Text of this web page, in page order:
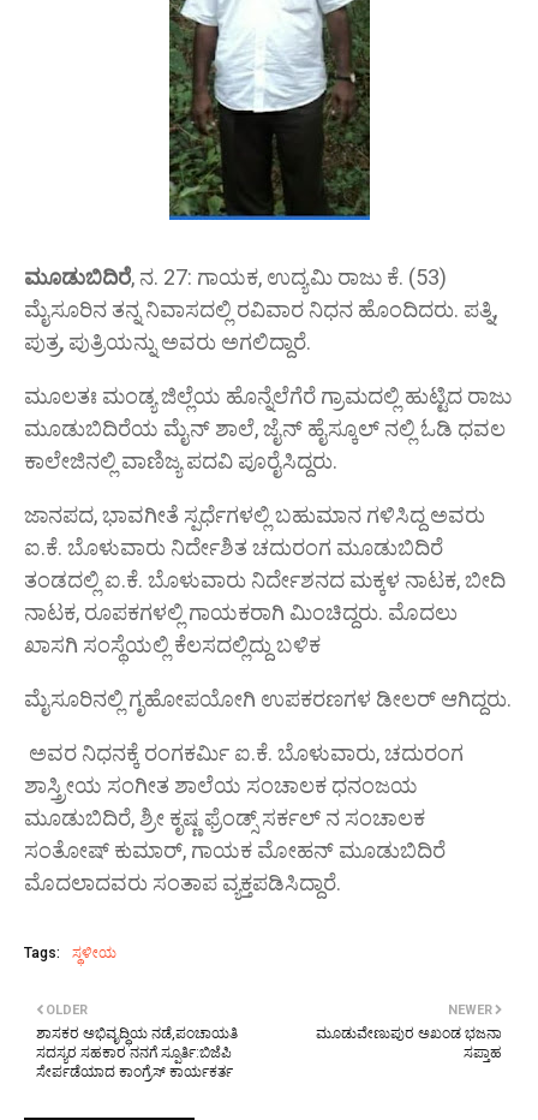
ಮೂಡುಬಿದಿರೆ, ನ. 27: ಗಾಯಕ, ಉದ್ಯಮಿ ರಾಜು ಕೆ. (53)
ಮೈಸೂರಿನ ತನ್ನ ನಿವಾಸದಲ್ಲಿ ರವಿವಾರ ನಿಧನ ಹೊಂದಿದರು. ಪತ್ನಿ,
ಪುತ್ರ, ಪುತ್ರಿಯನ್ನು ಅವರು ಅಗಲಿದ್ದಾರೆ.
ಮೂಲತಃ ಮಂಡ್ಯ ಜಿಲ್ಲೆಯ ಹೊನ್ನೆಲೆಗೆರೆ ಗ್ರಾಮದಲ್ಲಿ ಹುಟ್ಟಿದ ರಾಜು
ಮೂಡುಬಿದಿರೆಯ ಮೈನ್ ಶಾಲೆ, ಜೈನ್ ಹೈಸ್ಕೂಲ್ ನಲ್ಲಿ ಓಡಿ ಧವಲ
ಕಾಲೇಜಿನಲ್ಲಿ ವಾಣಿಜ್ಯ ಪದವಿ ಪೂರೈಸಿದ್ದರು.
ಜಾನಪದ, ಭಾವಗೀತೆ ಸ್ಪರ್ಧೆಗಳಲ್ಲಿ ಬಹುಮಾನ ಗಳಿಸಿದ್ದ ಅವರು
ಐ.ಕೆ. ಬೊಳುವಾರು ನಿರ್ದೇಶಿತ ಚದುರಂಗ ಮೂಡುಬಿದಿರೆ
ತಂಡದಲ್ಲಿ ಐ.ಕೆ. ಬೊಳುವಾರು ನಿರ್ದೇಶನದ ಮಕ್ಕಳ ನಾಟಕ, ಬೀದಿ
ನಾಟಕ, ರೂಪಕಗಳಲ್ಲಿ ಗಾಯಕರಾಗಿ ಮಿಂಚಿದ್ದರು. ಮೊದಲು
ಖಾಸಗಿ ಸಂಸ್ಥೆಯಲ್ಲಿ ಕೆಲಸದಲ್ಲಿದ್ದು ಬಳಿಕ
ಮೈಸೂರಿನಲ್ಲಿ ಗೃಹೋಪಯೋಗಿ ಉಪಕರಣಗಳ ಡೀಲರ್ ಆಗಿದ್ದರು.
ಅವರ ನಿಧನಕ್ಕೆ ರಂಗಕರ್ಮಿ ಐ.ಕೆ. ಬೊಳುವಾರು, ಚದುರಂಗ
ಶಾಸ್ತ್ರೀಯ ಸಂಗೀತ ಶಾಲೆಯ ಸಂಚಾಲಕ ಧನಂಜಯ
ಮೂಡುಬಿದಿರೆ, ಶ್ರೀ ಕೃಷ್ಣ ಫ್ರೆಂಡ್ಸ್ ಸರ್ಕಲ್ ನ ಸಂಚಾಲಕ
ಸಂತೋಷ್ ಕುಮಾರ್, ಗಾಯಕ ಮೋಹನ್ ಮೂಡುಬಿದಿರೆ
ಮೊದಲಾದವರು ಸಂತಾಪ ವ್ಯಕ್ತಪಡಿಸಿದ್ದಾರೆ.
Tags: ಸ್ಥಳೀಯ
NEWER
ಮೂಡುವೇಣುಪುರ ಅಖಂಡ ಭಜನಾ
ಸಪ್ತಾಹ
OLDER
ಶಾಸಕರ ಅಭಿವೃದ್ಧಿಯ ನಡೆ‌,ಪಂಚಾಯತಿ
ಸದಸ್ಯರ ಸಹಕಾರ ನನಗೆ ಸ್ಪೂರ್ತಿ:ಬಿಜೆಪಿ
ಸೇರ್ಪಡೆಯಾದ ಕಾಂಗ್ರೆಸ್ ಕಾರ್ಯಕರ್ತ